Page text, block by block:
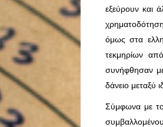
εξεύρουν και
όμως στα
τεκμηρίων
συνήφθησαν
δάνειο μεταξύ
Σύμφωνα με